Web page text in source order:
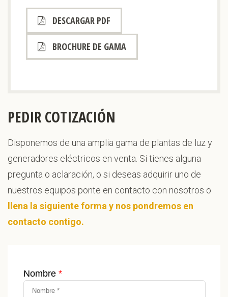
DESCARGAR PDF
BROCHURE DE GAMA
PEDIR COTIZACIÓN
Disponemos de una amplia gama de plantas de luz y
generadores eléctricos en venta. Si tienes alguna
pregunta o aclaración, o si deseas adquirir uno de
nuestros equipos ponte en contacto con nosotros o
llena la siguiente forma y nos pondremos en
contacto contigo.